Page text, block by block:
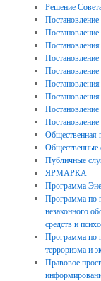
Решение
Постановление
Постановление
Постановления
Постановление
Общественная
Общественные
Публичные
ЯРМАРКА
Программа
Программа по
незаконного
средств и
Программа по
терроризма и
Правовое